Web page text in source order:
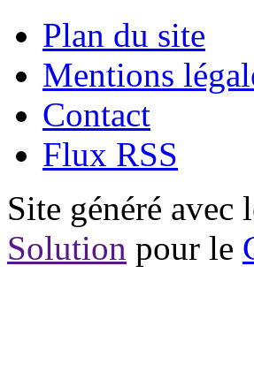
Plan du site
Mentions
Contact
Flux RSS
Site généré
Solution pour le